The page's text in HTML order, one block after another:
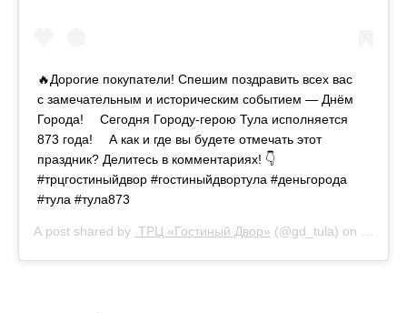
🔥Дорогие покупатели! Спешим поздравить всех вас
с замечательным и историческим событием — Днём
Города! ⠀ Сегодня Городу-герою Тула исполняется
873 года! ⠀ А как и где вы будете отмечать этот
праздник? Делитесь в комментариях! 👇 ⠀
#трцгостиныйдвор #гостиныйдвортула #деньгорода
#тула #тула873
A post shared by ТРЦ «Гостиный Двор» (@gd_tula) on